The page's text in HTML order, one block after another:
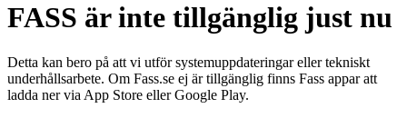
FASS är inte tillgänglig just nu
Detta kan bero på att vi utför systemuppdateringar eller tekniskt
underhållsarbete. Om Fass.se ej är tillgänglig finns Fass appar att
ladda ner via App Store eller Google Play.